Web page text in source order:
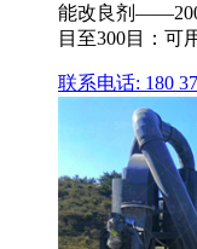
能改良剂
目至300目：可
联系电话: 180